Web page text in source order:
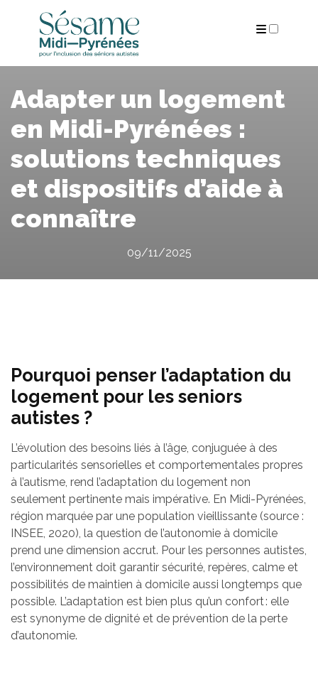
ARCHIVES
Adapter un logement
en Midi-Pyrénées :
solutions techniques
et dispositifs d’aide à
connaître
09/11/2025
Pourquoi penser l’adaptation du
logement pour les seniors
autistes ?
L’évolution des besoins liés à l’âge, conjuguée à des
particularités sensorielles et comportementales propres
à l’autisme, rend l’adaptation du logement non
seulement pertinente mais impérative. En Midi-Pyrénées,
région marquée par une population vieillissante (source :
INSEE, 2020), la question de l’autonomie à domicile
prend une dimension accrut. Pour les personnes autistes,
l’environnement doit garantir sécurité, repères, calme et
possibilités de maintien à domicile aussi longtemps que
possible. L’adaptation est bien plus qu’un confort : elle
est synonyme de dignité et de prévention de la perte
d’autonomie.